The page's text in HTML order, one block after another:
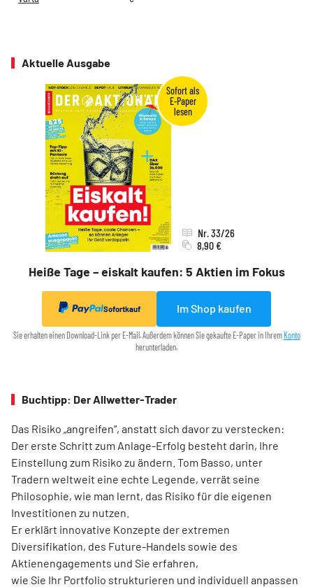
Aktuelle Ausgabe
Heiße Tage – eiskalt kaufen: 5 Aktien im Fokus
Nr. 33/26
8,90 €
Sofortkauf Im Shop kaufen
Sie erhalten einen Download-Link per E-Mail. Außerdem können Sie gekaufte E-Paper in IhremKonto
herunterladen.
Buchtipp: Der Allwetter-Trader
Das Risiko „angreifen“, anstatt sich davor zu verstecken:
Der erste Schritt zum Anlage-Erfolg besteht darin, Ihre
Einstellung zum Risiko zu ändern. Tom Basso, unter
Tradern weltweit eine echte Legende, verrät seine
Philosophie, wie man lernt, das Risiko für die eigenen
Investitionen zu nutzen.
Er erklärt innovative Konzepte der extremen
Diversifikation, des Future-Handels sowie des
Aktienengagements und Sie erfahren,
wie Sie Ihr Portfolio strukturieren und individuell anpassen